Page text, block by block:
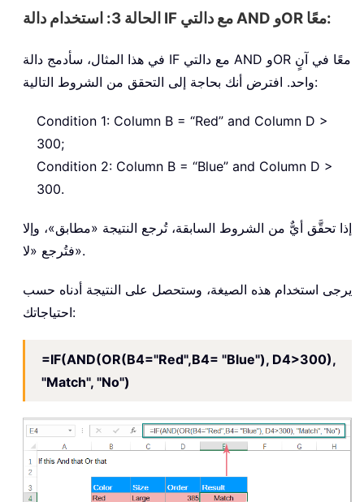
الحالة 3: استخدام دالة IF مع دالتي AND وOR معًا:
في هذا المثال، سأدمج دالة IF مع دالتي AND وOR معًا في آنٍ
واحد. افترض أنك بحاجة إلى التحقق من الشروط التالية:
Condition 1: Column B = “Red” and Column D >
300;
Condition 2: Column B = “Blue” and Column D >
300.
إذا تحقَّق أيٌّ من الشروط السابقة، تُرجع النتيجة «مطابق»، وإلا
فتُرجع «لا».
يرجى استخدام هذه الصيغة، وستحصل على النتيجة أدناه حسب
احتياجاتك:
=IF(AND(OR(B4="Red",B4= "Blue"), D4>300),
"Match", "No")